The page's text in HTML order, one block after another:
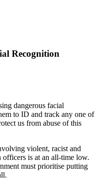
Recognition
dangerous facial
to ID and track any one of
us from abuse of this
violent, racist and
is at an all-time low.
must prioritise putting